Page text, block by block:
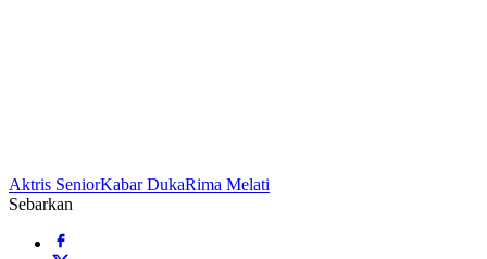
Aktris SeniorKabar DukaRima Melati
Sebarkan